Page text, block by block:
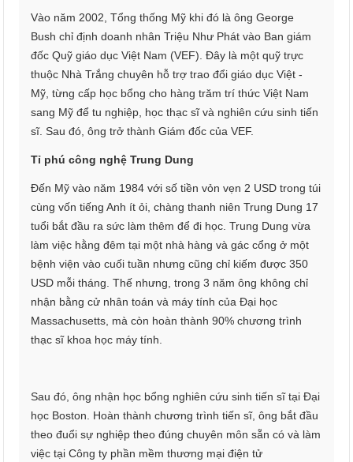
Vào năm 2002, Tổng thống Mỹ khi đó là ông George
Bush chỉ định doanh nhân Triệu Như Phát vào Ban giám
đốc Quỹ giáo dục Việt Nam (VEF). Đây là một quỹ trực
thuộc Nhà Trắng chuyên hỗ trợ trao đổi giáo dục Việt -
Mỹ, từng cấp học bổng cho hàng trăm trí thức Việt Nam
sang Mỹ để tu nghiệp, học thạc sĩ và nghiên cứu sinh tiến
sĩ. Sau đó, ông trở thành Giám đốc của VEF.
Tỉ phú công nghệ Trung Dung
Đến Mỹ vào năm 1984 với số tiền vỏn vẹn 2 USD trong túi
cùng vốn tiếng Anh ít ỏi, chàng thanh niên Trung Dung 17
tuổi bắt đầu ra sức làm thêm để đi học. Trung Dung vừa
làm việc hằng đêm tại một nhà hàng và gác cổng ở một
bệnh viện vào cuối tuần nhưng cũng chỉ kiếm được 350
USD mỗi tháng. Thế nhưng, trong 3 năm ông không chỉ
nhận bằng cử nhân toán và máy tính của Đại học
Massachusetts, mà còn hoàn thành 90% chương trình
thạc sĩ khoa học máy tính.
Sau đó, ông nhận học bổng nghiên cứu sinh tiến sĩ tại Đại
học Boston. Hoàn thành chương trình tiến sĩ, ông bắt đầu
theo đuổi sự nghiệp theo đúng chuyên môn sẵn có và làm
việc tại Công ty phần mềm thương mại điện tử